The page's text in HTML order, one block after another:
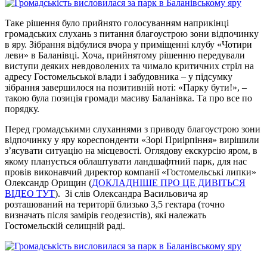
Таке рішення було прийнято голосуванням наприкінці
громадських слухань з питання благоустрою зони відпочинку
в яру. Зібрання відбулися вчора у приміщенні клубу «Чотири
леви» в Баланівці. Хоча, прийнятому рішенню передували
виступи деяких невдоволених та чимало критичних стріл на
адресу Гостомельської влади і забудовника – у підсумку
зібрання завершилося на позитивній ноті: «Парку бути!», –
такою була позиція громади масиву Баланівка. Та про все по
порядку.
Перед громадськими слуханнями з приводу благоустрою зони
відпочинку у яру кореспонденти «Зорі Приірпіння» вирішили
з’ясувати ситуацію на місцевості. Оглядову екскурсію яром, в
якому планується облаштувати ландшафтний парк, для нас
провів виконавчий директор компанії «Гостомельські липки»
Олександр Орищин (ДОКЛАДНІШЕ ПРО ЦЕ ДИВІТЬСЯ
ВІДЕО ТУТ). Зі слів Олександра Васильовича яр
розташований на території близько 3,5 гектара (точно
визначать після замірів геодезистів), які належать
Гостомельскій селищній раді.